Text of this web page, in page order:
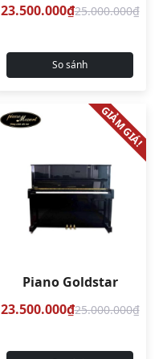
23.500.000₫25.000.000₫
So sánh
GIẢM GIÁ!
Piano Goldstar
23.500.000₫25.000.000₫